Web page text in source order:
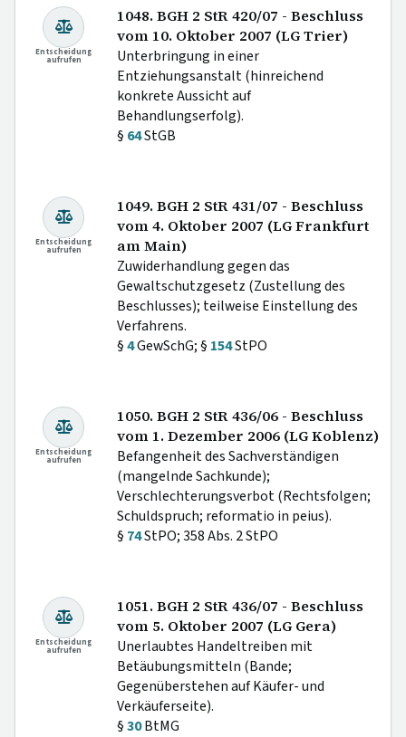
Entscheidung
aufrufen
1048. BGH 2 StR 420/07 - Beschluss
vom 10. Oktober 2007 (LG Trier)
Unterbringung in einer
Entziehungsanstalt (hinreichend
konkrete Aussicht auf
Behandlungserfolg).
§ 64StGB
Entscheidung
aufrufen
1049. BGH 2 StR 431/07 - Beschluss
vom 4. Oktober 2007 (LG Frankfurt
am Main)
Zuwiderhandlung gegen das
Gewaltschutzgesetz (Zustellung des
Beschlusses); teilweise Einstellung des
Verfahrens.
§4GewSchG; § 154StPO
Entscheidung
aufrufen
1050. BGH 2 StR 436/06 - Beschluss
vom 1. Dezember 2006 (LG Koblenz)
Befangenheit des Sachverständigen
(mangelnde Sachkunde);
Verschlechterungsverbot (Rechtsfolgen;
Schuldspruch; reformatio in peius).
§ 74StPO; 358 Abs. 2 StPO
Entscheidung
aufrufen
1051. BGH 2 StR 436/07 - Beschluss
vom 5. Oktober 2007 (LG Gera)
Unerlaubtes Handeltreiben mit
Betäubungsmitteln (Bande;
Gegenüberstehen auf Käufer- und
Verkäuferseite).
§30BtMG